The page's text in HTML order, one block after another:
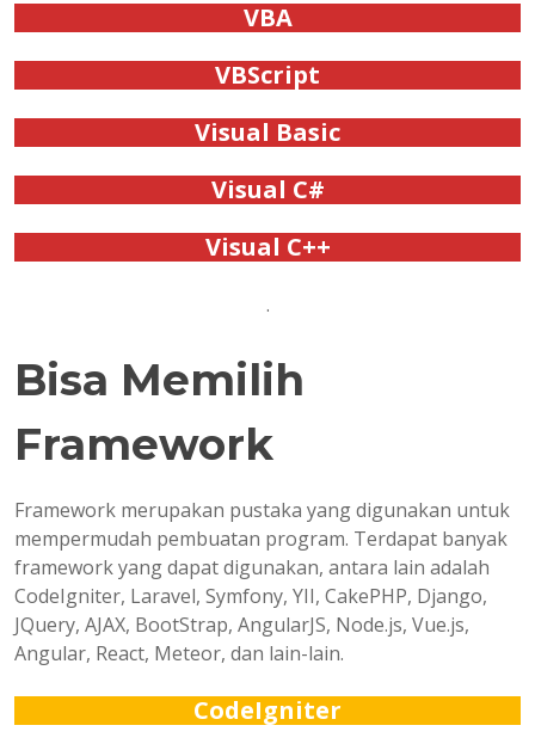
VBA
VBScript
Visual Basic
Visual C#
Visual C++
.
Bisa Memilih
Framework
Framework merupakan pustaka yang digunakan untuk
mempermudah pembuatan program. Terdapat banyak
framework yang dapat digunakan, antara lain adalah
CodeIgniter, Laravel, Symfony, YII, CakePHP, Django,
JQuery, AJAX, BootStrap, AngularJS, Node.js, Vue.js,
Angular, React, Meteor, dan lain-lain.
CodeIgniter